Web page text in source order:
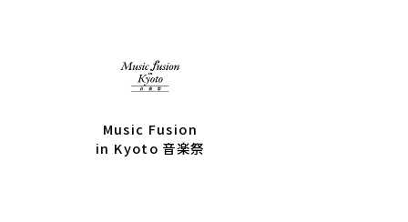
Music Fusion
in Kyoto 音楽祭